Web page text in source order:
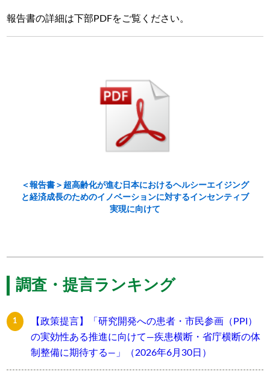
報告書の詳細は下部PDFをご覧ください。
＜報告書＞超高齢化が進む日本におけるヘルシーエイジング
と経済成長のためのイノベーションに対するインセンティブ
実現に向けて
調査・提言ランキング
【政策提言】「研究開発への患者・市民参画（PPI）
の実効性ある推進に向けて―疾患横断・省庁横断の体
制整備に期待する―」（2026年6月30日）